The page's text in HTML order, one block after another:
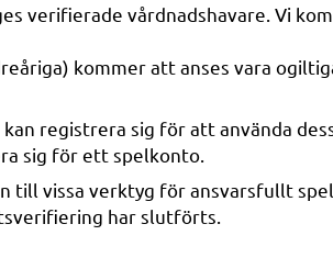
verifierade vårdnadshavare. Vi
kommer att anses vara
registrera sig för att använda
sig för ett spelkonto.
vissa verktyg för ansvarsfullt
har slutförts.